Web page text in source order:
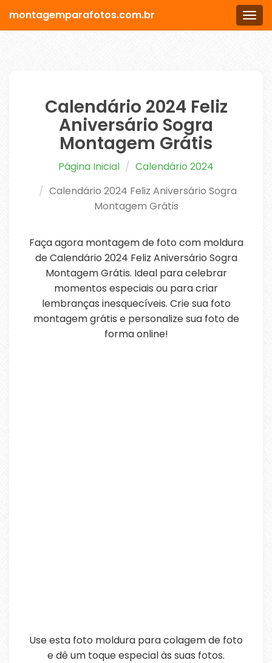
Menu
montagemparafotos.com.br
Calendário 2024 Feliz
Aniversário Sogra
Montagem Grátis
Página Inicial
Calendário 2024
Calendário 2024 Feliz Aniversário Sogra
Montagem Grátis
Faça agora montagem de foto com moldura
de Calendário 2024 Feliz Aniversário Sogra
Montagem Grátis. Ideal para celebrar
momentos especiais ou para criar
lembranças inesquecíveis. Crie sua foto
montagem grátis e personalize sua foto de
forma online!
Use esta foto moldura para colagem de foto
e dê um toque especial às suas fotos.